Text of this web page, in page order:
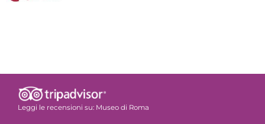
Leggi le recensioni su: Museo di Roma